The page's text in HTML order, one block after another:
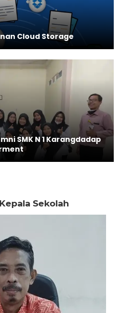
Cloud Storage
SMK N 1 Karangdadap
Sekolah